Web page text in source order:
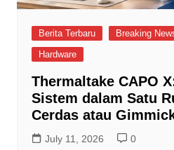
Berita Terbaru Breaking
Hardware
Thermaltake CAPO
Sistem dalam Satu
Cerdas atau
July 11, 2026 0